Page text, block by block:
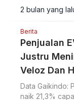
risiko mesin di
2 bulan yang
Berita
Penjualan
Justru
Veloz Dan
Data Gaikindo:
naik 21,3%